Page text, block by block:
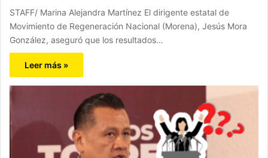
STAFF/ Marina Alejandra Martínez El dirigente estatal de
Movimiento de Regeneración Nacional (Morena), Jesús Mora
González, aseguró que los resultados…
Leer más »